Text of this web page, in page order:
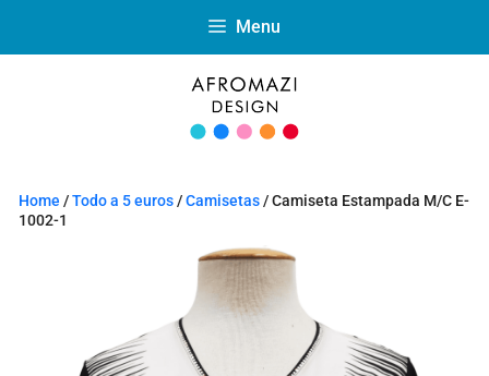
Menu
Home /Todo a 5 euros/Camisetas/ Camiseta Estampada M/C E-
1002-1